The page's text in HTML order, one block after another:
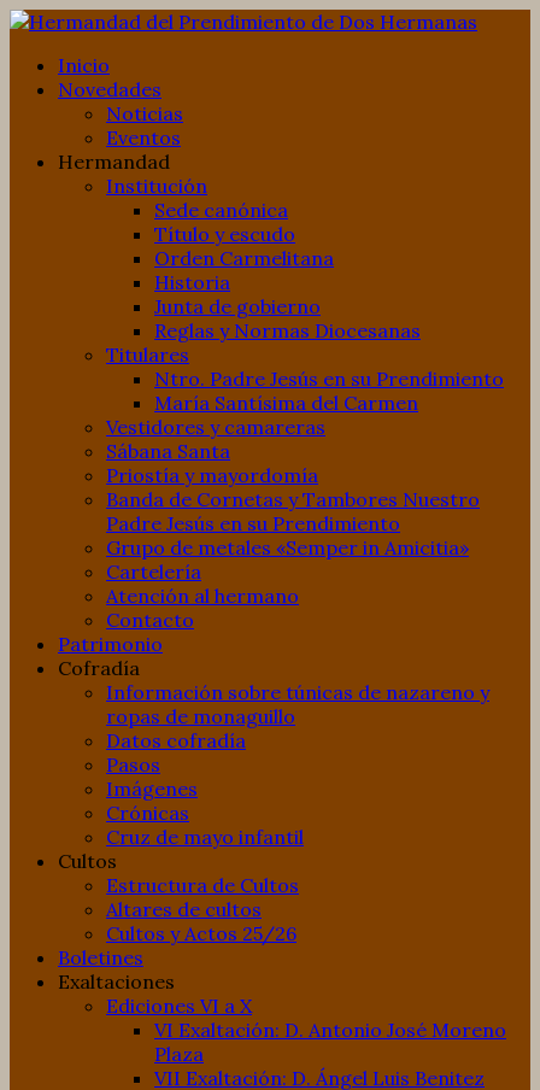
Inicio
Novedades
Noticias
Eventos
Hermandad
Institución
Sede canónica
Título y escudo
Orden Carmelitana
Historia
Junta de gobierno
Reglas y Normas Diocesanas
Titulares
Ntro. Padre Jesús en su Prendimiento
María Santísima del Carmen
Vestidores y camareras
Sábana Santa
Priostía y mayordomía
Banda de Cornetas y Tambores Nuestro
Padre Jesús en su Prendimiento
Grupo de metales «Semper in Amicitia»
Cartelería
Atención al hermano
Contacto
Patrimonio
Cofradía
Información sobre túnicas de nazareno y
ropas de monaguillo
Datos cofradía
Pasos
Imágenes
Crónicas
Cruz de mayo infantil
Cultos
Estructura de Cultos
Altares de cultos
Cultos y Actos 25/26
Boletines
Exaltaciones
Ediciones VI a X
VI Exaltación: D. Antonio José Moreno
Plaza
VII Exaltación: D. Ángel Luis Benitez